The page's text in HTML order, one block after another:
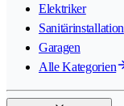
Elektriker
Sanitärinstallation
Garagen
Alle Kategorien